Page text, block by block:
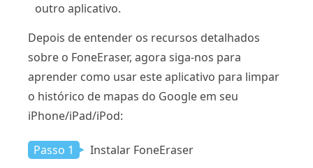
outro aplicativo.
Depois de entender os recursos detalhados
sobre o FoneEraser, agora siga-nos para
aprender como usar este aplicativo para limpar
o histórico de mapas do Google em seu
iPhone/iPad/iPod:
Passo 1 Instalar FoneEraser